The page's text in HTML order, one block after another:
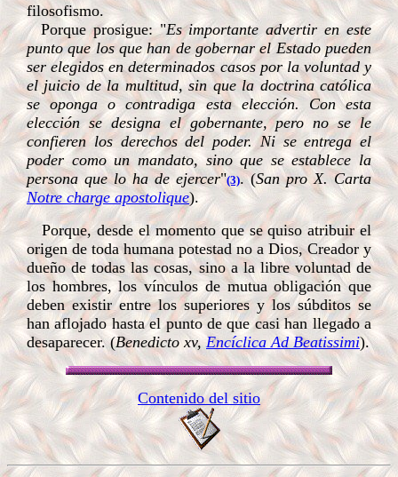
filosofismo.
Porque prosigue: "Es importante advertir en este
punto que los que han de gobernar el Estado pueden
ser elegidos en determinados casos por la voluntad y
el juicio de la multitud, sin que la doctrina católica
se oponga o contradiga esta elección. Con esta
elección se designa el gobernante, pero no se le
confieren los derechos del poder. Ni se entrega el
poder como un mandato, sino que se establece la
persona que lo ha de ejercer"(3). (San pro X. Carta
Notre charge apostolique).
Porque, desde el momento que se quiso atribuir el
origen de toda humana potestad no a Dios, Creador y
dueño de todas las cosas, sino a la libre voluntad de
los hombres, los vínculos de mutua obligación que
deben existir entre los superiores y los súbditos se
han aflojado hasta el punto de que casi han llegado a
desaparecer. (Benedicto xv,Encíclica Ad Beatissimi).
Contenido del sitio